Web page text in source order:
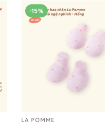
-15%
LA POMME